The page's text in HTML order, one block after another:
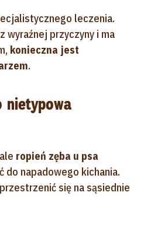
leczenia.
wyraźnej przyczyny i ma
konieczna jest
.
nietypowa
ropień zęba u psa
do napadowego kichania.
się na sąsiednie